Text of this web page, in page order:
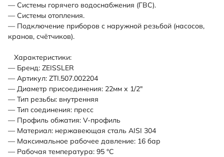
— Системы горячего водоснабжения (ГВС).
— Системы отопления.
— Подключение приборов с наружной резьбой (насосов,
кранов, счётчиков).
Характеристики:
— Бренд: ZEISSLER
— Артикул: ZTI.507.002204
— Диаметр присоединения: 22мм х 1/2"
— Тип резьбы: внутренняя
— Тип соединения: пресс
— Профиль обжатия: V-профиль
— Материал: нержавеющая сталь AISI 304
— Максимальное рабочее давление: 16 бар
— Рабочая температура: 95 °С